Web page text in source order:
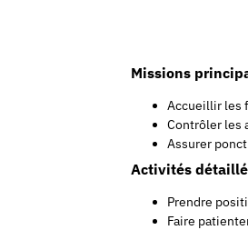
Missions
Accueillir les
Contrôler les
Assurer
Activités
Prendre
Faire